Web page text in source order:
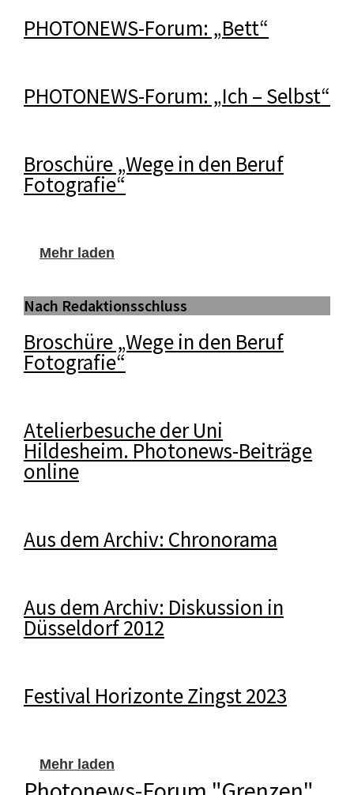
PHOTONEWS-Forum: „Bett“
PHOTONEWS-Forum: „Ich – Selbst“
Broschüre „Wege in den Beruf
Fotografie“
Mehr laden
Nach Redaktionsschluss
Broschüre „Wege in den Beruf
Fotografie“
Atelierbesuche der Uni
Hildesheim. Photonews-Beiträge
online
Aus dem Archiv: Chronorama
Aus dem Archiv: Diskussion in
Düsseldorf 2012
Festival Horizonte Zingst 2023
Mehr laden